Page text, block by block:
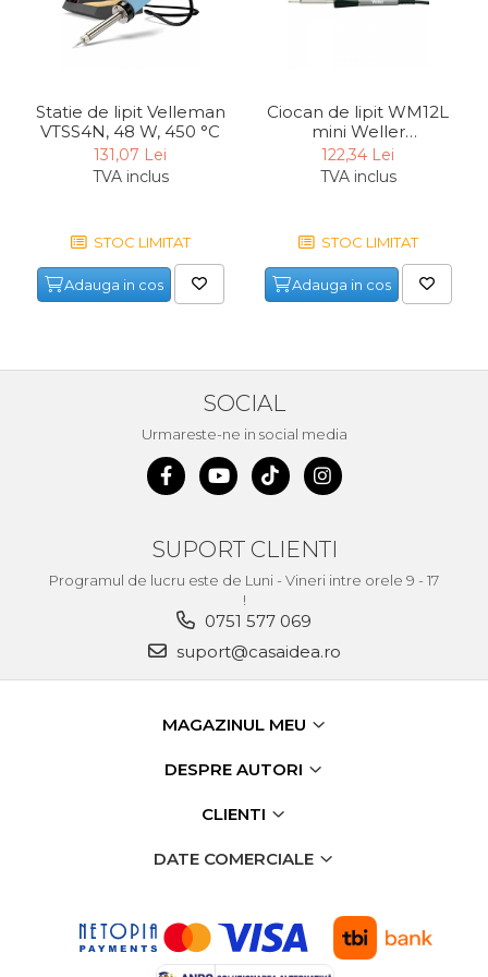
Indoit Tevi
Clesti
Scule Electrician
Nivele
Scule Unelte Accesorii
Roata de Masurat
Lacate & Incuietori
Banc de lucru – tamplarie
Transpalet / carucior
Capsator Manual
Poansoane Cifre & Litere
Chei
Statie de lipit Velleman
VTSS4N, 48 W, 450 °C
131,07 Lei
TVA inclus
STOC LIMITAT
Adauga in cos
Ciocan de lipit WM12L
mini Weller
T0056812199, 12 W
122,34 Lei
TVA inclus
STOC LIMITAT
Adauga in cos
SOCIAL
Urmareste-ne in social media
SUPORT CLIENTI
Programul de lucru este de Luni - Vineri intre orele 9 - 17
!
0751 577 069
suport@casaidea.ro
MAGAZINUL MEU
DESPRE AUTORI
CLIENTI
DATE COMERCIALE